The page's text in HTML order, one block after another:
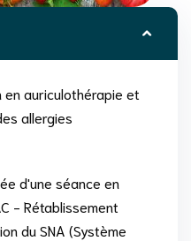
en auriculothérapie et
allergies
d'une séance en
- Rétablissement
du SNA (Système